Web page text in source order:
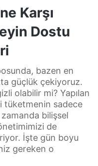
Karşı
Dostu
bazen en
güçlük çekiyoruz.
olabilir mi? Yapılan
tüketmenin sadece
zamanda bilişsel
de
İşte gün boyu
gereken o